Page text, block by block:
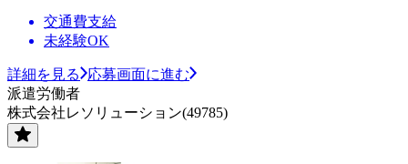
交通費支給
未経験OK
詳細を見る
応募画面に進む
派遣労働者
株式会社レソリューション(49785)